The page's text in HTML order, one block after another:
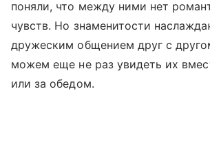
поняли, что между ними нет
чувств. Но знаменитости
дружеским общением друг с
можем еще не раз увидеть их
или за обедом.